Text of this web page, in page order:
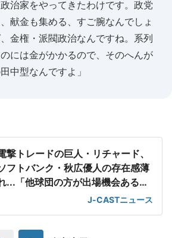
治家をやってきたわけです。政党
献金も集める、すご腕なんでしょ
金権・派閥政治なんですね。系列
には金がかかるので、そのへんが
中型なんですよ」
撃トレードの巨人・リチャード、
フトバンク・秋広優人の存在感薄
...「他球団の方が出場機会ある」
J-CASTニュース